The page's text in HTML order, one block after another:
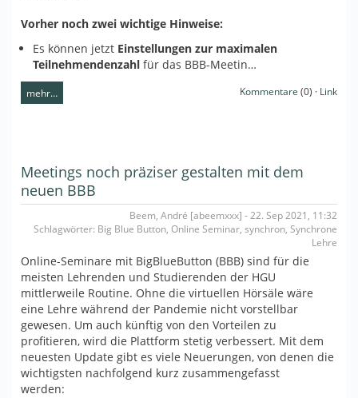
Vorher noch zwei wichtige Hinweise:
Es können jetzt Einstellungen zur maximalen
Teilnehmendenzahl für das BBB-Meetin…
mehr… Kommentare (0) · Link
Meetings noch präziser gestalten mit dem
neuen BBB
Beem, André [abeemxxx] - 22. Sep 2021, 11:32
Schlagwörter: Big Blue Button, Online Seminar, synchron, Synchrone
Lehre
Online-Seminare mit BigBlueButton (BBB) sind für die
meisten Lehrenden und Studierenden der HGU
mittlerweile Routine. Ohne die virtuellen Hörsäle wäre
eine Lehre während der Pandemie nicht vorstellbar
gewesen. Um auch künftig von den Vorteilen zu
profitieren, wird die Plattform stetig verbessert. Mit dem
neuesten Update gibt es viele Neuerungen, von denen die
wichtigsten nachfolgend kurz zusammengefasst
werden: